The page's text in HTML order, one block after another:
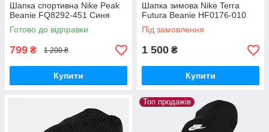
Шапка спортивна Nike Peak
Beanie FQ8292-451 Синя
Готово до відправки
799 ₴ 1 200 ₴
Купити
Шапка зимова Nike Terra
Futura Beanie HF0176-010
Під замовлення
1 500 ₴
Купити
Топ продажів